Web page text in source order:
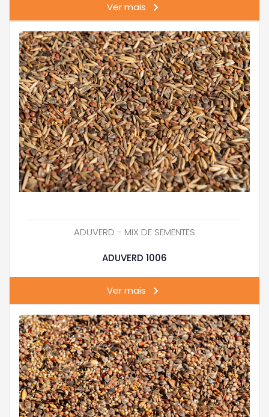
Ver mais
ADUVERD - MIX DE SEMENTES
ADUVERD 1006
Ver mais